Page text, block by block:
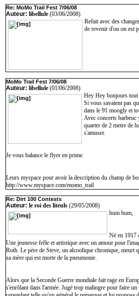
Re: MoMo Trail Fest 7/06/08
Auteur: libellule (03/06/2008)
Refait avec des
de revenir d'ou on est
MoMo Trail Fest 7/06/08
Auteur: libellule (01/06/2008)
Hey Hey bonjours tout
Si vous savaient pas
dans le 91 moogly et
Avec concerts
quarter de 2 metre de
s'amuser.
Je vous balance le flyer en prime.
Leurs myspace pour avoir la description du champ de
http://www.myspace.com/momo_trail
Re: Dirt 100 Contests
Auteur: le roi des liteuls (29/05/2008)
hum hum,
Né en 1917
Une jeunesse frêle et artistique avec un amour pour
Roth. Le père de Steve, un alcoolique chronique, meurt
sa mère qui est morte de la pneumonie.
Alors que la Seconde Guerre mondiale fait rage en
s'enrôlant dans l'armée. Jugé trop malingre pour faire